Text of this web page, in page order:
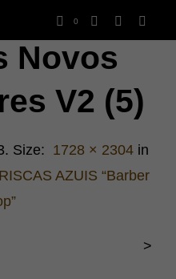
0
Novos
V2 (5)
. Size: 1728 × 2304in
AZUIS “Barber
>